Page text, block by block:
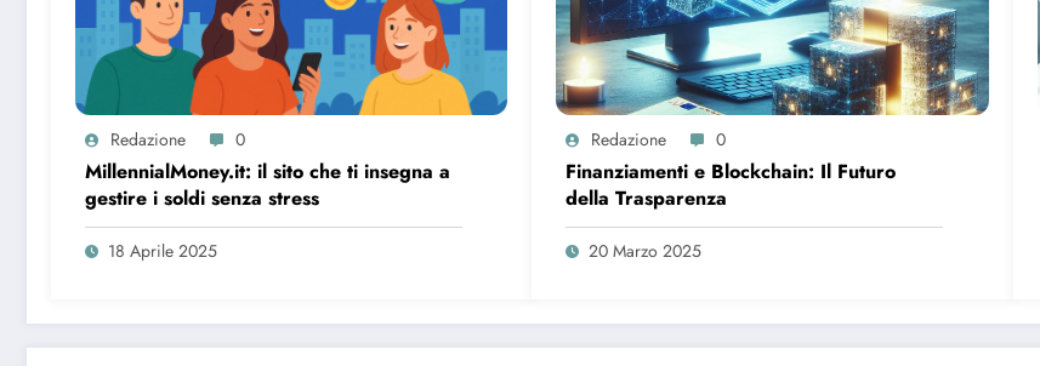
Redazione 0
MillennialMoney.it: il sito che ti insegna a
gestire i soldi senza stress
18 Aprile 2025
Redazione 0
Finanziamenti e Blockchain: Il Futuro
della Trasparenza
20 Marzo 2025